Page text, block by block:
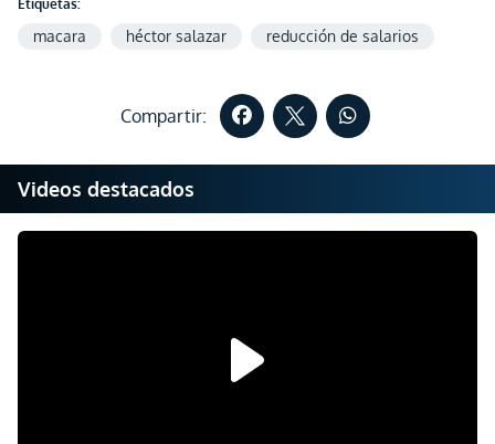
Etiquetas:
macara héctor salazar reducción de salarios
Compartir:
Videos destacados